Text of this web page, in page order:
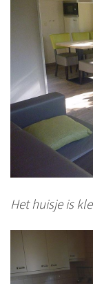
Het huisje is